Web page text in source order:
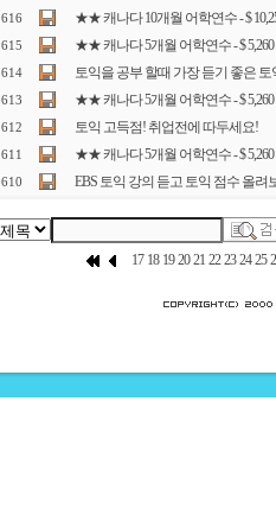
616 ★★ 캐나다 10개월 어학연수 - $
615 ★★ 캐나다 5개월 어학연수 - $
614 토익을 공부 할때 가장 듣기 좋은 토
613 ★★ 캐나다 5개월 어학연수 - $
612 토익 고득점! 취업전에 따두세요!
611 ★★ 캐나다 5개월 어학연수 - $
610 EBS 토익 강의 듣고 토익 점수 올려
17 18 19 20 21 22 23 24 25